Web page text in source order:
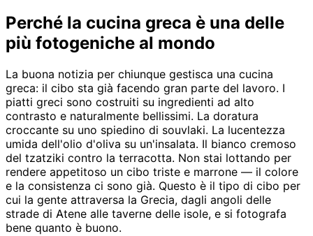
Perché la cucina greca è una delle
più fotogeniche al mondo
La buona notizia per chiunque gestisca una cucina
greca: il cibo sta già facendo gran parte del lavoro. I
piatti greci sono costruiti su ingredienti ad alto
contrasto e naturalmente bellissimi. La doratura
croccante su uno spiedino di souvlaki. La lucentezza
umida dell'olio d'oliva su un'insalata. Il bianco cremoso
del tzatziki contro la terracotta. Non stai lottando per
rendere appetitoso un cibo triste e marrone — il colore
e la consistenza ci sono già. Questo è il tipo di cibo per
cui la gente attraversa la Grecia, dagli angoli delle
strade di Atene alle taverne delle isole, e si fotografa
bene quanto è buono.